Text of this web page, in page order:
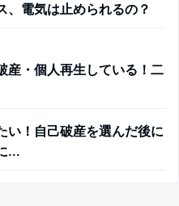
、電気は止められるの？
産・個人再生している！二
い！自己破産を選んだ後に
...